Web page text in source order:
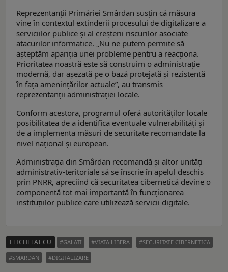
Reprezentanții Primăriei Smârdan susțin că măsura
vine în contextul extinderii procesului de digitalizare a
serviciilor publice și al creșterii riscurilor asociate
atacurilor informatice. „Nu ne putem permite să
așteptăm apariția unei probleme pentru a reacționa.
Prioritatea noastră este să construim o administrație
modernă, dar așezată pe o bază protejată și rezistentă
în fața amenințărilor actuale”, au transmis
reprezentanții administrației locale.
Conform acestora, programul oferă autorităților locale
posibilitatea de a identifica eventuale vulnerabilități și
de a implementa măsuri de securitate recomandate la
nivel național și european.
Administrația din Smârdan recomandă și altor unități
administrativ-teritoriale să se înscrie în apelul deschis
prin PNRR, apreciind că securitatea cibernetică devine o
componentă tot mai importantă în funcționarea
instituțiilor publice care utilizează servicii digitale.
ETICHETAT CU GALATI VIATA LIBERA
SECURITATE CIBERNETICA
SMARDAN
DIGITALIZARE